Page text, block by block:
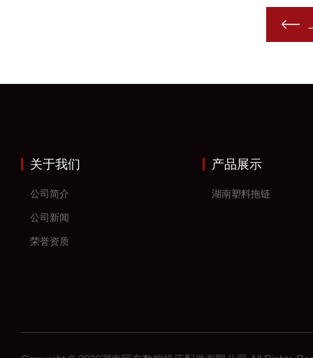
关于我们
公司简介
公司新闻
荣誉资质
产品展示
湖南塑料拖链